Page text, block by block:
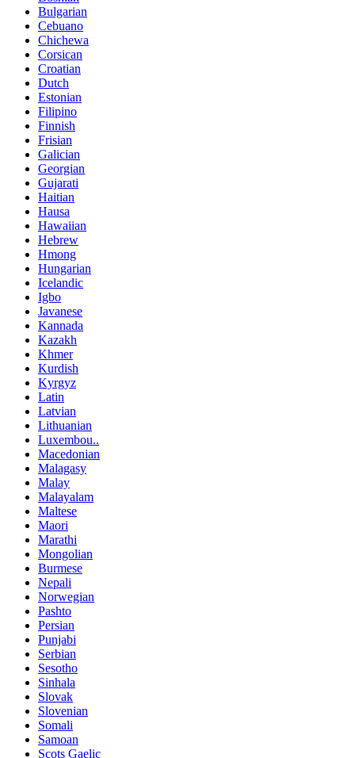
Bulgarian
Cebuano
Chichewa
Corsican
Croatian
Dutch
Estonian
Filipino
Finnish
Frisian
Galician
Georgian
Gujarati
Haitian
Hausa
Hawaiian
Hebrew
Hmong
Hungarian
Icelandic
Igbo
Javanese
Kannada
Kazakh
Khmer
Kurdish
Kyrgyz
Latin
Latvian
Lithuanian
Luxembou..
Macedonian
Malagasy
Malay
Malayalam
Maltese
Maori
Marathi
Mongolian
Burmese
Nepali
Norwegian
Pashto
Persian
Punjabi
Serbian
Sesotho
Sinhala
Slovak
Slovenian
Somali
Samoan
Scots Gaelic